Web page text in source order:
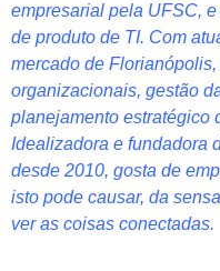
empresarial pela UFSC, e
de produto de TI. Com
mercado de
organizacionais, gestão
planejamento estratégico
Idealizadora e fundadora
desde 2010, gosta de
isto pode causar, da
ver as coisas conectadas.